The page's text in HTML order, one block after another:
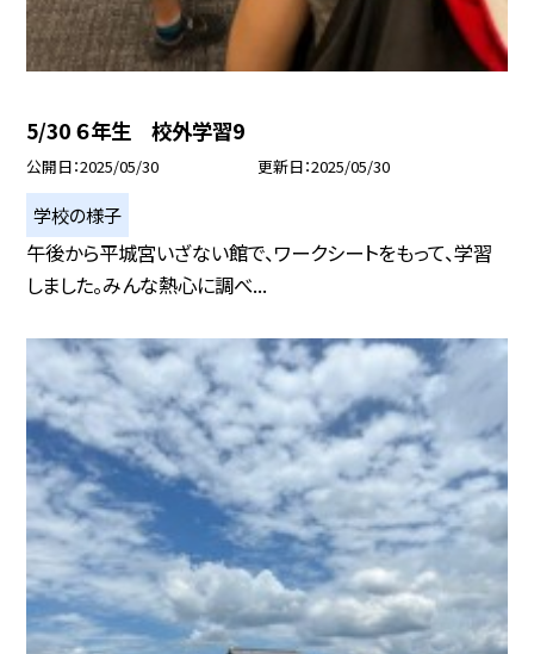
5/30 ６年生 校外学習9
公開日 2025/05/30 更新日 2025/05/30
学校の様子
午後から平城宮いざない館で、ワークシートをもって、学習
しました。みんな熱心に調べ...